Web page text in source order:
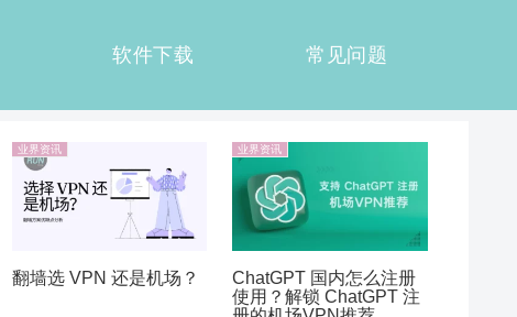
软件下载 常见问题
业界资讯
翻墙选 VPN 还是机场？
业界资讯
ChatGPT 国内怎么注册
使用？解锁 ChatGPT 注